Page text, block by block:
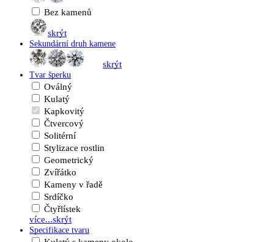
Bez kamenů
skrýt
Sekundární druh kamene
skrýt
Tvar šperku
Oválný
Kulatý
Kapkovitý
Čtvercový
Solitérní
Stylizace rostlin
Geometrický
Zvířátko
Kameny v řadě
Srdíčko
Čtyřlístek
více...skrýt
Specifikace tvaru